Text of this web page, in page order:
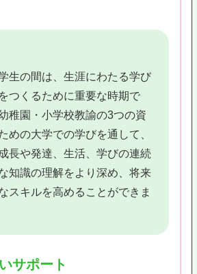
生の間は、生涯にわたる学び
つくるために重要な時期で
稚園・小学校教諭の3つの資
めの大学での学びを通して、
長や発達、生活、学びの連続
知識の理解をより深め、将来
スキルを高めることができま
サポート